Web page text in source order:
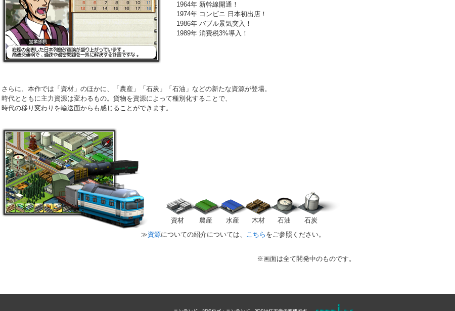
1964年 新幹線開通！
1974年 コンビニ 日本初出店！
1986年 バブル景気突入！
1989年 消費税3%導入！
さらに、本作では「資材」のほかに、「農産」「石炭」「石油」などの新たな資源が登場。
時代とともに主力資源は変わるもの。貨物を資源によって種別化することで、
時代の移り変わりを輸送面からも感じることができます。
資材 農産 水産 木材 石油
石炭
≫資源についての紹介については、 こちら をご参照ください。
※画面は全て開発中のものです。